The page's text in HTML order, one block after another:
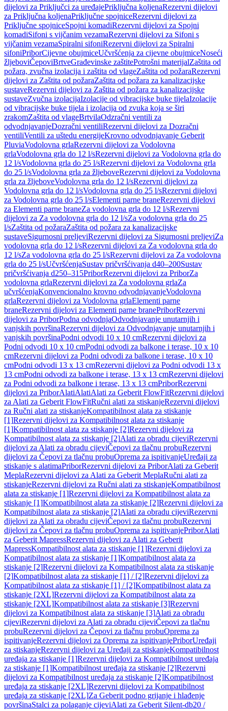
dijelovi za Priključci za uređajePriključna koljenaRezervni dijelovi
za Priključna koljenaPriključne spojniceRezervni dijelovi za
Priključne spojniceSpojni komadiRezervni dijelovi za Spojni
komadiSifoni s vijčanim vezamaRezervni dijelovi za Sifoni s
vijčanim vezamaSpiralni sifoniRezervni dijelovi za Spiralni
sifoniPriborCijevne obujmiceUčvršćenja za cijevne obujmiceNoseći
žljeboviČepoviBrtveGrađevinske zaštitePotrošni materijalZaštita od
požara, zvučna izolacija i zaštita od vlageZaštita od požaraRezervni
dijelovi za Zaštita od požaraZaštita od požara za kanalizacijske
sustaveRezervni dijelovi za Zaštita od požara za kanalizacijske
sustaveZvučna izolacijaIzolacije od vibracijske buke tijelaIzolacije
od vibracijske buke tijela i izolacija od zvuka koja se širi
zrakomZaštita od vlageBrtvilaOdzračni ventili za
odvodnjavanjeDozračni ventiliRezervni dijelovi za Dozračni
ventiliVentili za uštedu energijeKrovno odvodnjavanje Geberit
PluviaVodolovna grlaRezervni dijelovi za Vodolovna
grlaVodolovna grla do 12 l/sRezervni dijelovi za Vodolovna grla do
12 l/sVodolovna grla do 25 l/sRezervni dijelovi za Vodolovna grla
do 25 l/sVodolovna grla za žljeboveRezervni dijelovi za Vodolovna
grla za žljeboveVodolovna grla do 12 l/sRezervni dijelovi za
Vodolovna grla do 12 l/sVodolovna grla do 25 l/sRezervni dijelovi
za Vodolovna grla do 25 l/sElementi parne braneRezervni dijelovi
za Elementi parne braneZa vodolovna grla do 12 l/sRezervni
dijelovi za Za vodolovna grla do 12 l/sZa vodolovna grla do 25
l/sZaštita od požaraZaštita od požara za kanalizacijske
sustaveSigurnosni preljeviRezervni dijelovi za Sigurnosni preljeviZa
vodolovna grla do 12 l/sRezervni dijelovi za Za vodolovna grla do
12 l/sZa vodolovna grla do 25 l/sRezervni dijelovi za Za vodolovna
grla do 25 l/sUčvršćenjaSustav pričvršćivanja d40–200Sustav
pričvršćivanja d250–315PriborRezervni dijelovi za PriborZa
vodolovna grlaRezervni dijelovi za Za vodolovna grlaZa
učvršćenjaKonvencionalno krovno odvodnjavanjeVodolovna
grlaRezervni dijelovi za Vodolovna grlaElementi parne
braneRezervni dijelovi za Elementi parne branePriborRezervni
dijelovi za PriborPodna odvodnjaOdvodnjavanje unutarnjih i
vanjskih površinaRezervni dijelovi za Odvodnjavanje unutarnjih i
vanjskih površinaPodni odvodi 10 x 10 cmRezervni dijelovi za
Podni odvodi 10 x 10 cmPodni odvodi za balkone i terase, 10 x 10
cmRezervni dijelovi za Podni odvodi za balkone i terase, 10 x 10
cmPodni odvodi 13 x 13 cmRezervni dijelovi za Podni odvodi 13 x
13 cmPodni odvodi za balkone i terase, 13 x 13 cmRezervni dijelovi
za Podni odvodi za balkone i terase, 13 x 13 cmPriborRezervni
dijelovi za PriborAlatiAlatiAlati za Geberit FlowFitRezervni dijelovi
za Alati za Geberit FlowFitRučni alati za stiskanjeRezervni dijelovi
za Ručni alati za stiskanjeKompatibilnost alata za stiskanje
[1]Rezervni dijelovi za Kompatibilnost alata za stiskanje
[1]Kompatibilnost alata za stiskanje [2]Rezervni dijelovi za
Kompatibilnost alata za stiskanje [2]Alati za obradu cijeviRezervni
dijelovi za Alati za obradu cijeviČepovi za tlačnu probuRezervni
dijelovi za Čepovi za tlačnu probuOprema za ispitivanjeUređaji za
stiskanje s alatimaPriborRezervni dijelovi za PriborAlati za Geberit
MeplaRezervni dijelovi za Alati za Geberit MeplaRučni alati za
stiskanjeRezervni dijelovi za Ručni alati za stiskanjeKompatibilnost
alata za stiskanje [1]Rezervni dijelovi za Kompatibilnost alata za
stiskanje [1]Kompatibilnost alata za stiskanje [2]Rezervni dijelovi za
Kompatibilnost alata za stiskanje [2]Alati za obradu cijeviRezervni
dijelovi za Alati za obradu cijeviČepovi za tlačnu probuRezervni
dijelovi za Čepovi za tlačnu probuOprema za ispitivanjePriborAlati
za Geberit MapressRezervni dijelovi za Alati za Geberit
MapressKompatibilnost alata za stiskanje [1]Rezervni dijelovi za
Kompatibilnost alata za stiskanje [1]Kompatibilnost alata za
stiskanje [2]Rezervni dijelovi za Kompatibilnost alata za stiskanje
[2]Kompatibilnost alata za stiskanje [1] / [2]Rezervni dijelovi za
Kompatibilnost alata za stiskanje [1] / [2]Kompatibilnost alata za
stiskanje [2XL]Rezervni dijelovi za Kompatibilnost alata za
stiskanje [2XL]Kompatibilnost alata za stiskanje [3]Rezervni
dijelovi za Kompatibilnost alata za stiskanje [3]Alati za obradu
cijeviRezervni dijelovi za Alati za obradu cijeviČepovi za tlačnu
probuRezervni dijelovi za Čepovi za tlačnu probuOprema za
ispitivanjeRezervni dijelovi za Oprema za ispitivanjePriborUređaji
za stiskanjeRezervni dijelovi za Uređaji za stiskanjeKompatibilnost
uređaja za stiskanje [1]Rezervni dijelovi za Kompatibilnost uređaja
za stiskanje [1]Kompatibilnost uređaja za stiskanje [2]Rezervni
dijelovi za Kompatibilnost uređaja za stiskanje [2]Kompatibilnost
uređaja za stiskanje [2XL]Rezervni dijelovi za Kompatibilnost
uređaja za stiskanje [2XL]Za Geberit podno grijanje i hlađenje
površinaStalci za polaganje cijeviAlati za Geberit Silent-db20 /